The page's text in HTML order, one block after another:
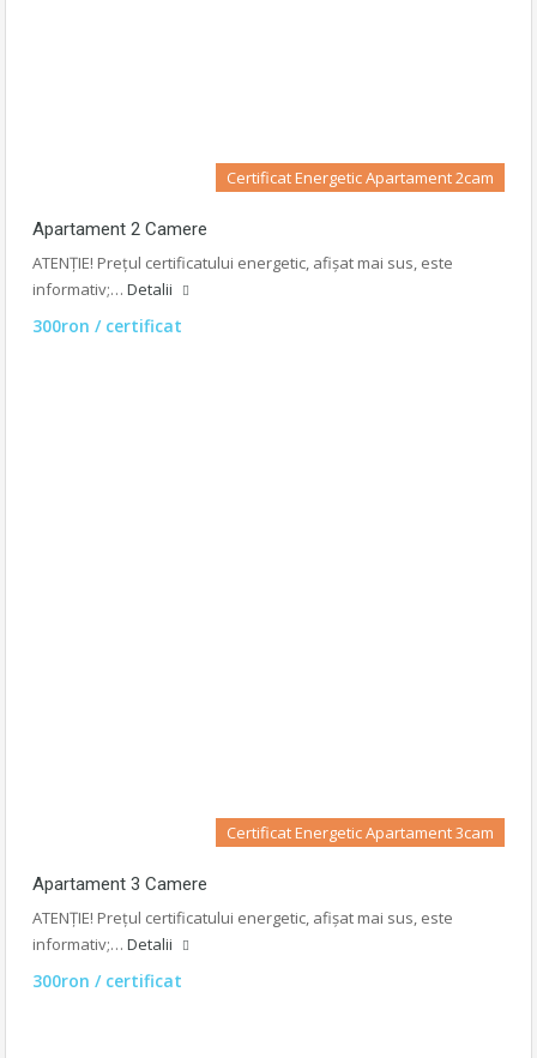
Certificat Energetic Apartament 2cam
Apartament 2 Camere
ATENȚIE! Prețul certificatului energetic, afișat mai sus, este
informativ;… Detalii
300ron / certificat
Certificat Energetic Apartament 3cam
Apartament 3 Camere
ATENȚIE! Prețul certificatului energetic, afișat mai sus, este
informativ;… Detalii
300ron / certificat